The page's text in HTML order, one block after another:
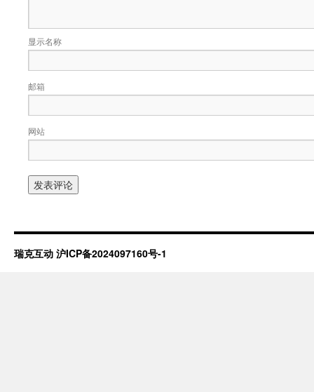
显示名称
邮箱
网站
瑞克互动 沪ICP备2024097160号-1